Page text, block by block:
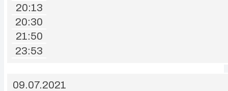
20:13
20:30
21:50
23:53
09.07.2021